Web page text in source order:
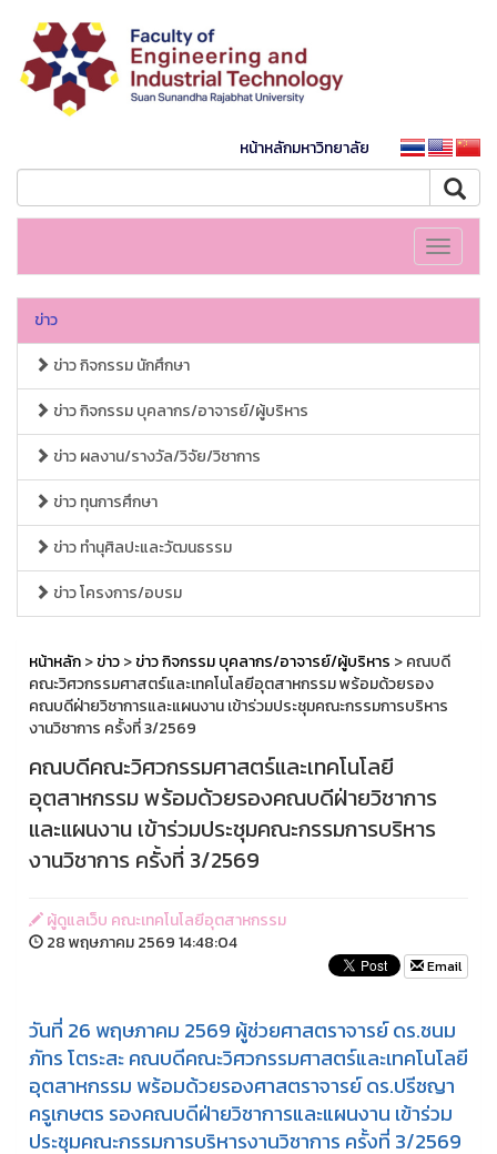
หน้าหลักมหาวิทยาลัย
Toggle
ข่าว
ข่าว กิจกรรม นักศึกษา
ข่าว กิจกรรม บุคลากร/อาจารย์/ผู้บริหาร
ข่าว ผลงาน/รางวัล/วิจัย/วิชาการ
ข่าว ทุนการศึกษา
ข่าว ทำนุศิลปะและวัฒนธรรม
ข่าว โครงการ/อบรม
หน้าหลัก>ข่าว>ข่าว กิจกรรม บุคลากร/อาจารย์/ผู้บริหาร > คณบดี
คณะวิศวกรรมศาสตร์และเทคโนโลยีอุตสาหกรรม พร้อมด้วยรอง
คณบดีฝ่ายวิชาการและแผนงาน เข้าร่วมประชุมคณะกรรมการบริหาร
งานวิชาการ ครั้งที่ 3/2569
คณบดีคณะวิศวกรรมศาสตร์และเทคโนโลยี
อุตสาหกรรม พร้อมด้วยรองคณบดีฝ่ายวิชาการ
และแผนงาน เข้าร่วมประชุมคณะกรรมการบริหาร
งานวิชาการ ครั้งที่ 3/2569
ผู้ดูแลเว็บ คณะเทคโนโลยีอุตสาหกรรม
28 พฤษภาคม 2569 14:48:04
Email
วันที่ 26 พฤษภาคม 2569 ผู้ช่วยศาสตราจารย์ ดร.ชนม
ภัทร โตระสะ คณบดีคณะวิศวกรรมศาสตร์และเทคโนโลยี
อุตสาหกรรม พร้อมด้วยรองศาสตราจารย์ ดร.ปรีชญา
ครูเกษตร รองคณบดีฝ่ายวิชาการและแผนงาน เข้าร่วม
ประชุมคณะกรรมการบริหารงานวิชาการ ครั้งที่ 3/2569